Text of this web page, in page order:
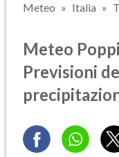
Meteo Italia
Meteo
Previsioni